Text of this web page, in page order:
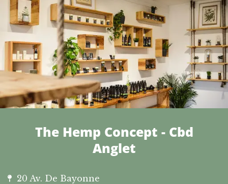
The Hemp Concept - Cbd
Anglet
20 Av. De Bayonne